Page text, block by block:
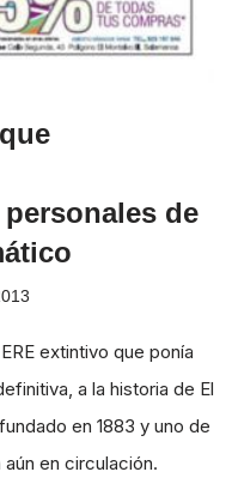
de
extintivo que ponía
a la historia de El
en 1883 y uno de
en circulación.